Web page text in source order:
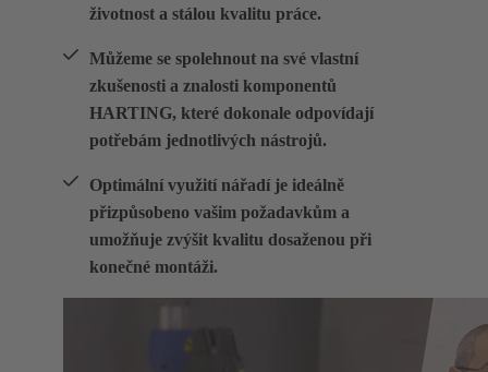
životnost a stálou kvalitu práce.
Můžeme se spolehnout na své vlastní
zkušenosti a znalosti komponentů
HARTING, které dokonale odpovídají
potřebám jednotlivých nástrojů.
Optimální využití nářadí je ideálně
přizpůsobeno vašim požadavkům a
umožňuje zvýšit kvalitu dosaženou při
konečné montáži.